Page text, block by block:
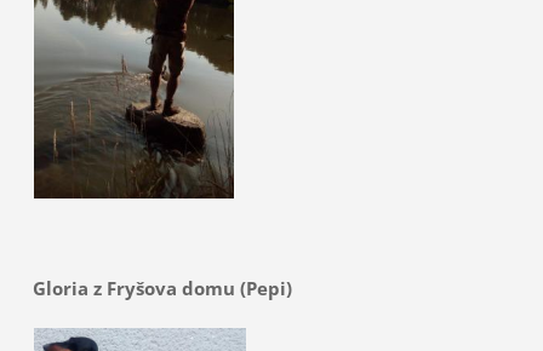
Gloria z Fryšova domu (Pepi)